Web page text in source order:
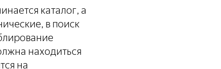
каталог, а
в поиск
находиться
на